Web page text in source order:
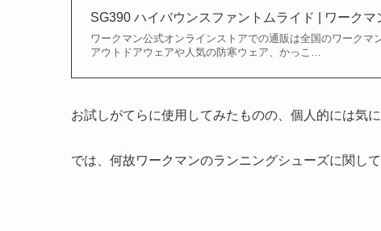
SG390 ハイバウンスファントムライド | ワーク
ワークマン公式オンラインストアでの通販は全国のワーク
アウトドアウェアや人気の防寒ウェア、かっこ…
お試しがてらに使用してみたものの、個人的には気
では、何故ワークマンのランニングシューズに関し